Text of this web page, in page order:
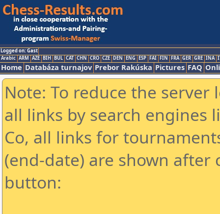
Logged on: Gast
Arabic ARM AZE BIH BUL CAT CHN CRO CZE DEN ENG ESP FAI FIN FRA GER GRE INA
Home Databáza turnajov Prebor Rakúska Pictures FAQ
Note: To reduce the
all links by search engines
Co, all links for
(end-date) are shown
button: